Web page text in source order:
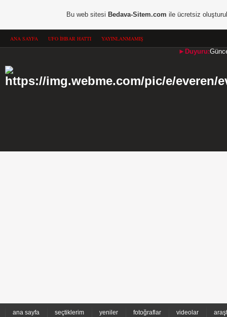
ANA SAYFA UFO İHBAR HATTI YAYINLANMAMIŞ
►Duyuru:
ana sayfa seçtiklerim yeniler fotoğraflar videolar
Bu web sitesi Bedava-Sitem.com ile ücretsiz